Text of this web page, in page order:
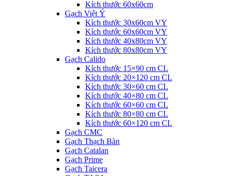
Kích thước 60x60cm
Gạch Việt Ý
Kích thước 30x60cm VY
Kích thước 60x60cm VY
Kích thước 40x80cm VY
Kích thước 80x80cm VY
Gạch Calido
Kích thước 15×90 cm CL
Kích thước 20×120 cm CL
Kích thước 30×60 cm CL
Kích thước 40×80 cm CL
Kích thước 60×60 cm CL
Kích thước 80×80 cm CL
Kích thước 60×120 cm CL
Gạch CMC
Gạch Thạch Bàn
Gạch Catalan
Gạch Prime
Gạch Taicera